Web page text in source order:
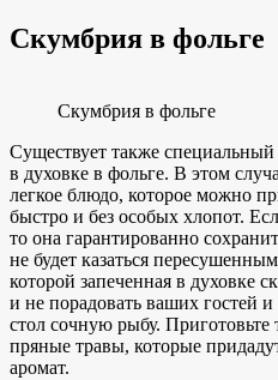
Скумбрия в фольге
Скумбрия в фольге
Существует также
в духовке в фольге. В этом
легкое блюдо, которое можно
быстро и без особых хлопот.
то она гарантированно
не будет казаться
которой запеченная в духовке
и не порадовать ваших гостей
стол сочную рыбу.
пряные травы, которые
аромат.